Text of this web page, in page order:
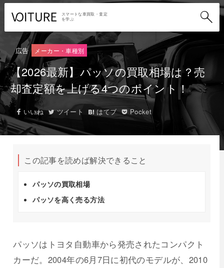
スマートな車買取・査定
を学ぶ
広告 メーカー・車種別
【2026最新】パッソの買取相場は？売
却査定額を上げる4つのポイント！
いいね ツイート はてブ Pocket
この記事を読めば解決できること
パッソの買取相場
パッソを高く売る方法
パッソはトヨタ自動車から発売されたコンパクト
カーだ。2004年の6月7日に初代のモデルが、2010